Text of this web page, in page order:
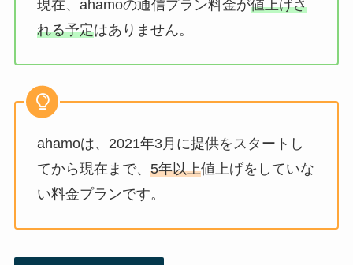
現在、ahamoの通信プラン料金が値上げさ
れる予定はありません。
ahamoは、2021年3月に提供をスタートし
てから現在まで、 5年以上値上げをしていな
い料金プランです。